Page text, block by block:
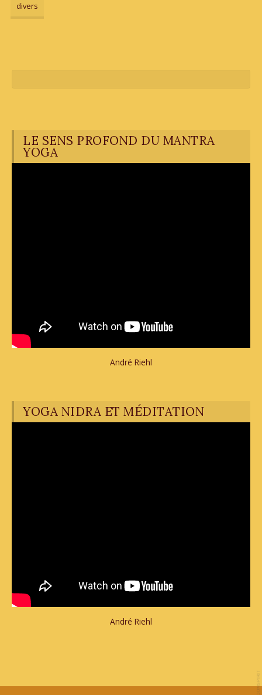
divers
LE SENS PROFOND DU MANTRA
YOGA
André Riehl
YOGA NIDRA ET MÉDITATION
André Riehl